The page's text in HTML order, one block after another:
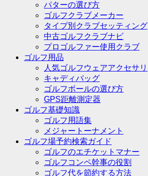
パターの選び方
ゴルフクラブメーカー
タイプ別クラブセッティング
中古ゴルフクラブナビ
プロゴルファー使用クラブ
ゴルフ用品
人気ゴルフウェアアクセサリ
キャディバッグ
ゴルフボールの選び方
GPS距離測定器
ゴルフ基礎知識
ゴルフ用語集
メジャートーナメント
ゴルフ場予約検索ガイド
ゴルフのエチケットマナー
ゴルフコンペ幹事の役割
ゴルフ代を節約する方法